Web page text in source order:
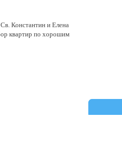
Константин и Елена
квартир по хорошим